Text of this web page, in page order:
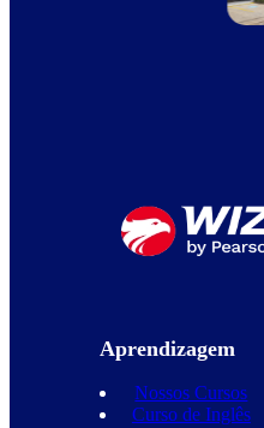
Aprendizagem
Nossos Cursos
Curso de Inglês